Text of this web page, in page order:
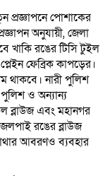
পোশাকের
অনুযায়ী, জেলা
খাকি রঙের টিসি টুইল
ফেব্রিক কাপড়ের।
থাকবে। নারী পুলিশ
ও অন্যান্য
ব্লাউজ এবং মহানগর
জলপাই রঙের ব্লাউজ
আবরণও ব্যবহার